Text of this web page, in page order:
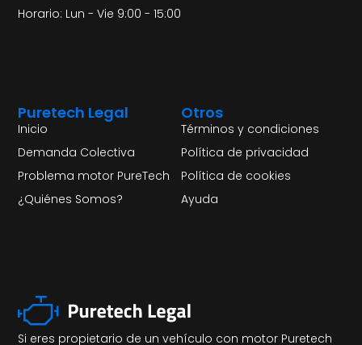
Si eres propietario de un vehículo con motor Puretech
Otros
Términos y condiciones
Política de privacidad
Política de cookies
Ayuda
Puretech Legal
Inicio
Demanda Colectiva
Problema motor PureTech
¿Quiénes Somos?
Horario: Lun - Vie 9:00 - 15:00